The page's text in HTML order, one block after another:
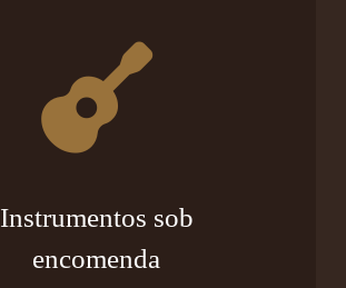
Instrumentos sob
encomenda